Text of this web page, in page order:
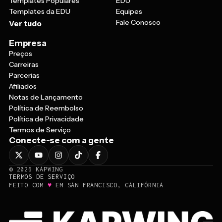
Templates da EDU
Ver tudo
Equipes
Fale Conosco
Empresa
Preços
Carreiras
Parcerias
Afiliados
Notas de Lançamento
Política de Reembolso
Política de Privacidade
Termos de Serviço
Conecte-se com a gente
© 2026
KAPWING
TERMOS DE SERVIÇO
FEITO COM ♥ EM SAN FRANCISCO, CALIFÓRNIA